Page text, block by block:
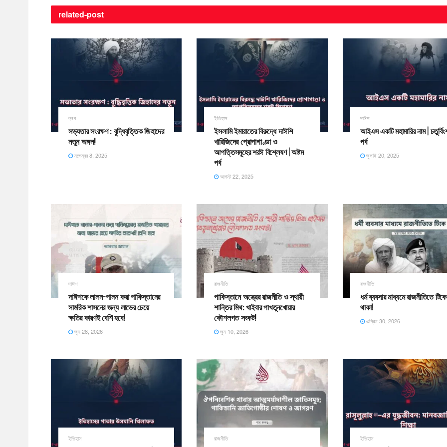
related-post
ব্লগ
সভ্যতার সংরক্ষণ : বুদ্ধিবৃত্তিক জিহাদের
নতুন অঙ্গন!
নভেম্বর 8, 2025
ইতিহাস
ইসলামি ইমারাতের বিরুদ্ধে দাঈশি
খারিজিদের প্রোপাগাণ্ডা ও
আপত্তিসমূহের শরঈ বিশ্লেষণ | অষ্টম
পর্ব
আগস্ট 22, 2025
দাঈশ
আইএস একটি মহামারির নাম |
পর্ব
জুলাই 20, 2025
দাঈশ
দাঈশকে লালন-পালন করা পাকিস্তানের
সামরিক শাসনের জন্য লাভের চেয়ে
ক্ষতির কারণই বেশি হবে!
জুন 28, 2026
রাজনীতি
পাকিস্তানে অস্ত্রের রাজনীতি ও স্থায়ী
শান্তির মিথ: খাইবার পাখতুনখোয়ার
কৌশলগত সংকট!
জুন 10, 2026
রাজনীতি
ধর্ম ব্যবসার মাধ্যমে রাজনীতিতে টিকে
থাকা!
এপ্রিল 30, 2026
ইতিহাস রাজনীতি ইতিহাস